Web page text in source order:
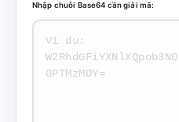
Nhập chuỗi Base64 cần giải mã: